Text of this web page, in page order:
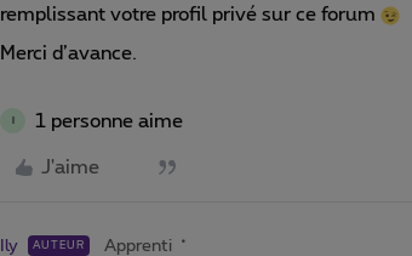
remplissant votre profil privé sur ce forum
Merci d’avance.
1 personne aime
J'aime
Ily AUTEUR Apprenti